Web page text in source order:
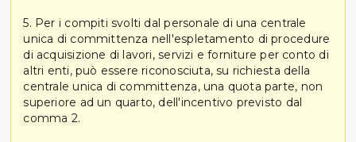
5. Per i compiti svolti dal personale di una centrale
unica di committenza nell'espletamento di procedure
di acquisizione di lavori, servizi e forniture per conto di
altri enti, può essere riconosciuta, su richiesta della
centrale unica di committenza, una quota parte, non
superiore ad un quarto, dell'incentivo previsto dal
comma 2.